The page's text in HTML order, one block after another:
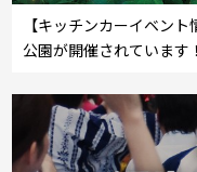
【キッチンカーイベン
公園が開催されています！